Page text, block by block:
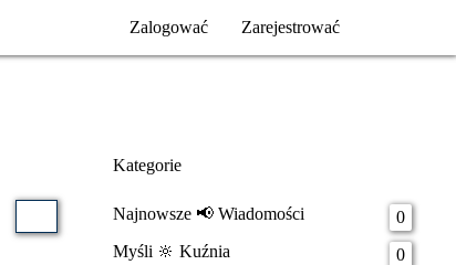
Zalogować Zarejestrować
Kategorie
Najnowsze 📢 Wiadomości
0
Myśli 🔆 Kuźnia
0